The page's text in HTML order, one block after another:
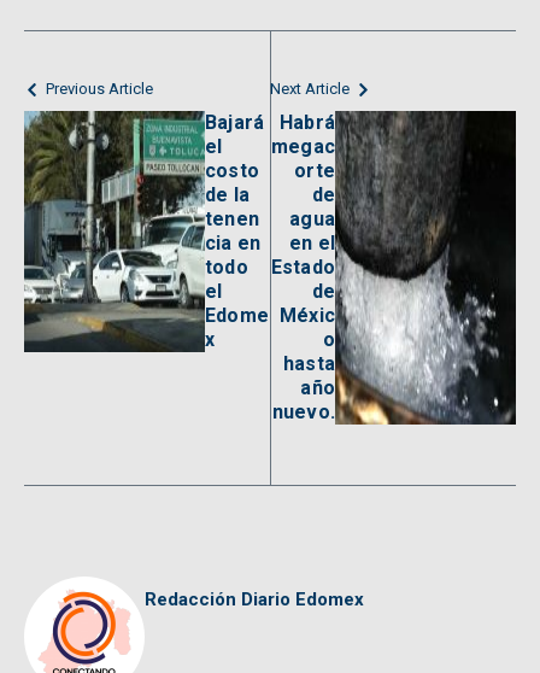
Previous Article
Bajará
el
costo
de la
tenen
cia en
todo
el
Edome
x
Next Article
Habrá
megac
orte
de
agua
en el
Estado
de
Méxic
o
hasta
año
nuevo.
Redacción Diario Edomex